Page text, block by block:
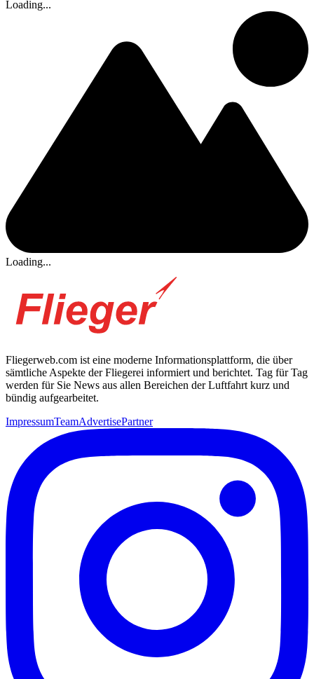
Loading...
Loading...
Fliegerweb.com ist eine moderne Informationsplattform, die über
sämtliche Aspekte der Fliegerei informiert und berichtet. Tag für Tag
werden für Sie News aus allen Bereichen der Luftfahrt kurz und
bündig aufgearbeitet.
ImpressumTeamAdvertisePartner